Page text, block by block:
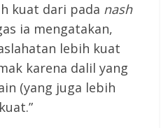
kuat dari pada nash
ia mengatakan,
lebih kuat
karena dalil yang
(yang juga lebih